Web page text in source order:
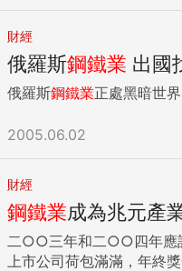
財經
俄羅斯鋼鐵業 出國
俄羅斯鋼鐵業正處黑暗世
2005.06.02
財經
鋼鐵業成為兆元產
二○○三年和二○○四年應
上市公司荷包滿滿，年終